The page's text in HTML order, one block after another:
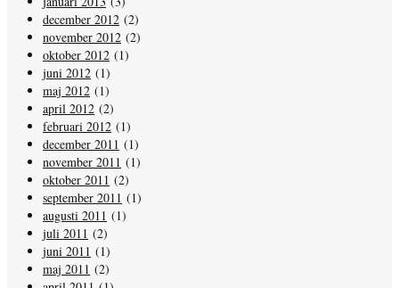
december 2012 (2)
november 2012 (2)
oktober 2012 (1)
juni 2012 (1)
maj 2012 (1)
april 2012 (2)
februari 2012 (1)
december 2011 (1)
november 2011 (1)
oktober 2011 (2)
september 2011 (1)
augusti 2011 (1)
juli 2011 (2)
juni 2011 (1)
maj 2011 (2)